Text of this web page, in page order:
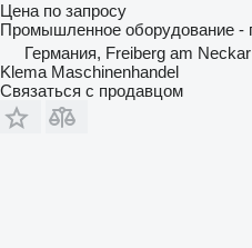
Цена по запросу
Промышленное оборудование
Германия, Freiberg am Neckar
Klema Maschinenhandel
Связаться с продавцом